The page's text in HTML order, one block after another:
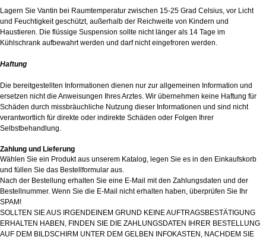
Lagern Sie Vantin bei Raumtemperatur zwischen 15-25 Grad Celsius, vor Licht
und Feuchtigkeit geschützt, außerhalb der Reichweite von Kindern und
Haustieren. Die flüssige Suspension sollte nicht länger als 14 Tage im
Kühlschrank aufbewahrt werden und darf nicht eingefroren werden.
Haftung
Die bereitgestellten Informationen dienen nur zur allgemeinen Information und
ersetzen nicht die Anweisungen Ihres Arztes. Wir übernehmen keine Haftung für
Schäden durch missbräuchliche Nutzung dieser Informationen und sind nicht
verantwortlich für direkte oder indirekte Schäden oder Folgen Ihrer
Selbstbehandlung.
Zahlung und Lieferung
Wählen Sie ein Produkt aus unserem Katalog, legen Sie es in den Einkaufskorb
und füllen Sie das Bestellformular aus.
Nach der Bestellung erhalten Sie eine E-Mail mit den Zahlungsdaten und der
Bestellnummer. Wenn Sie die E-Mail nicht erhalten haben, überprüfen Sie Ihr
SPAM!
SOLLTEN SIE AUS IRGENDEINEM GRUND KEINE AUFTRAGSBESTÄTIGUNG
ERHALTEN HABEN, FINDEN SIE DIE ZAHLUNGSDATEN IHRER BESTELLUNG
AUF DEM BILDSCHIRM UNTER DEM GELBEN INFOKASTEN, NACHDEM SIE